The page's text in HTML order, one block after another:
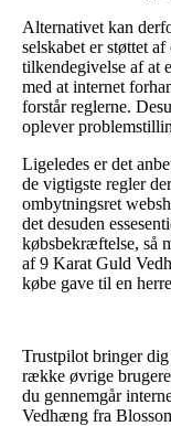
Alternativet kan
selskabet er støttet
tilkendegivelse af at
med at internet
forstår reglerne.
oplever
Ligeledes er det
de vigtigste regler
ombytningsret
det desuden
købsbekræftelse, så
af 9 Karat Guld
købe gave til en
Trustpilot bringer
række øvrige
du gennemgår
Vedhæng fra